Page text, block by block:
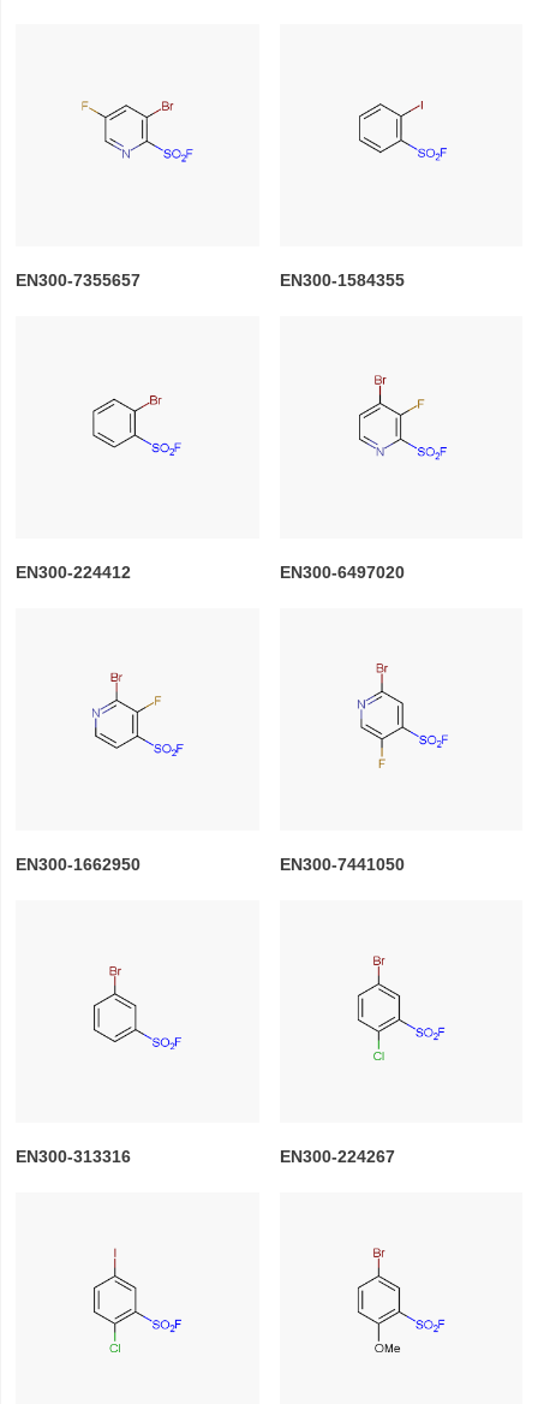
EN300-7355657 EN300-1584355
EN300-224412 EN300-6497020
EN300-1662950 EN300-7441050
EN300-313316 EN300-224267